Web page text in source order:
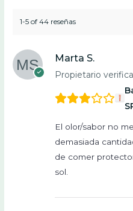
1-5 of 44 reseñas
Marta S.
Propietario
El olor/sabor no
demasiada
de comer
sol.